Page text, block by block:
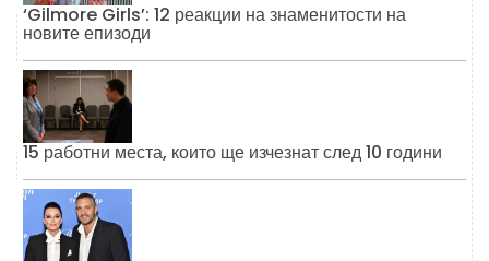
‘Gilmore Girls’: 12 реакции на знаменитости на
новите епизоди
15 работни места, които ще изчезнат след 10 години